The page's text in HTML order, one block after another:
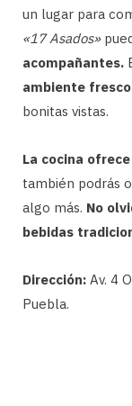
un lugar para
«17 Asados»
acompañantes.
ambiente
bonitas vistas.
La cocina
también podrás
algo más. No
bebidas
Dirección: Av. 4
Puebla.